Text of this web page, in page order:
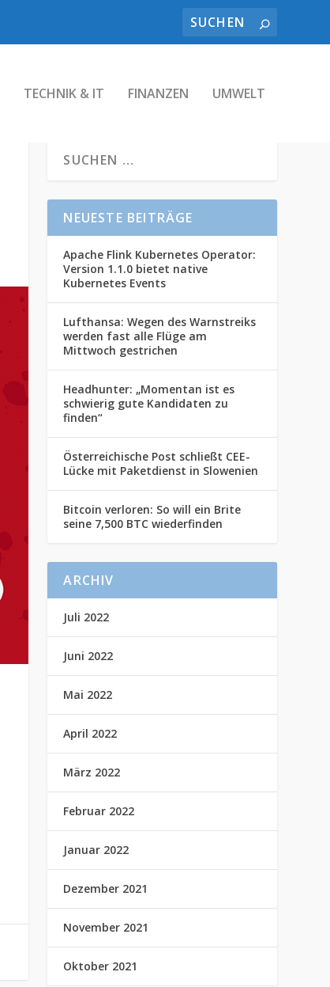
TECHNIK & IT FINANZEN UMWELT
NEUESTE BEITRÄGE
Apache Flink Kubernetes Operator:
Version 1.1.0 bietet native
Kubernetes Events
Lufthansa: Wegen des Warnstreiks
werden fast alle Flüge am
Mittwoch gestrichen
Headhunter: „Momentan ist es
schwierig gute Kandidaten zu
finden“
Österreichische Post schließt CEE-
Lücke mit Paketdienst in Slowenien
Bitcoin verloren: So will ein Brite
seine 7,500 BTC wiederfinden
ARCHIV
Juli 2022
Juni 2022
Mai 2022
April 2022
März 2022
Februar 2022
Januar 2022
Dezember 2021
November 2021
Oktober 2021